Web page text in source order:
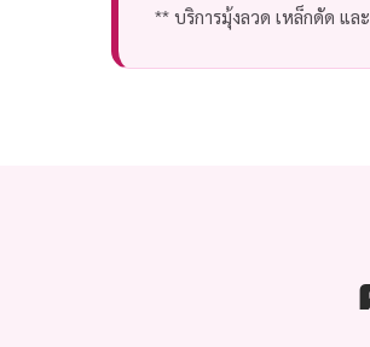
** บริการมุ้งลวด เหล็กดัด แล